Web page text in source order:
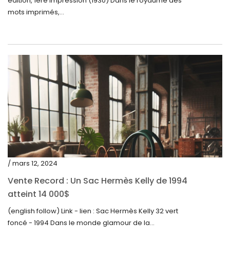
janvier 2023
novembre 2022
octobre 2022
septembre 2022
août 2022
juillet 2022
juin 2022
mai 2022
avril 2022
mars 2022
février 2022
mots imprimés,...
/ mars 12, 2024
Vente Record : Un Sac Hermès Kelly de 1994
atteint 14 000$
(english follow) Link - lien : Sac Hermès Kelly 32 vert
foncé - 1994 Dans le monde glamour de la...